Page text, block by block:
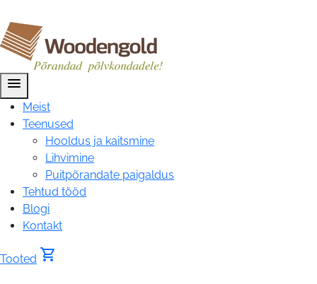
menu
Meist
Teenused
Hooldus ja kaitsmine
Lihvimine
Puitpõrandate paigaldus
Tehtud tööd
Blogi
Kontakt
Tooted shopping_cart